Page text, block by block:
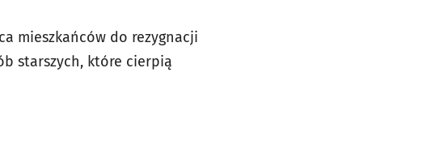
mieszkańców do rezygnacji
starszych, które cierpią